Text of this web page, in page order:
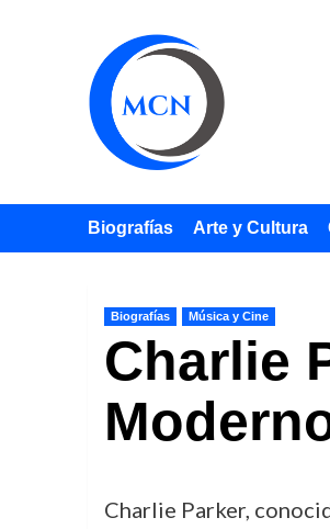
Biografías Arte y Cultura
Biografías Música y Cine
Charlie
Charlie Parker,